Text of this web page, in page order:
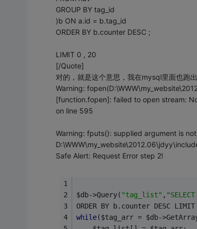
GROUP BY tag_id
)b ON a.id = b.tag_id
ORDER BY b.counter DESC ;
LIMIT 0 , 20
[/Quote]
对的，就是这个意思，我在mysql里面也跑
Warning:
[function.fopen]: failed to open stream:
on line 595
Warning: fputs(): supplied argument is
Safe Alert: Request Error step 2!
$db->Query( "tag_list" ,
ORDER BY b.counter DESC
while($tag_arr = $db-